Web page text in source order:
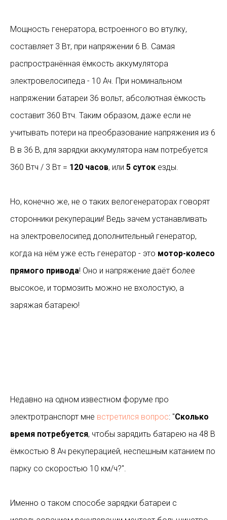
Мощность генератора, встроенного во втулку,
составляет 3 Вт, при напряжении 6 В. Самая
распространённая ёмкость аккумулятора
электровелосипеда - 10 Ач. При номинальном
напряжении батареи 36 вольт, абсолютная ёмкость
составит 360 Втч. Таким образом, даже если не
учитывать потери на преобразование напряжения из 6
В в 36 В, для зарядки аккумулятора нам потребуется
360 Втч / 3 Вт = 120 часов, или 5 суток езды.
Но, конечно же, не о таких велогенераторах говорят
сторонники рекуперации! Ведь зачем устанавливать
на электровелосипед дополнительный генератор,
когда на нём уже есть генератор - это мотор-колесо
прямого привода! Оно и напряжение даёт более
высокое, и тормозить можно не вхолостую, а
заряжая батарею!
Недавно на одном известном форуме про
электротранспорт мне встретился вопрос: "Сколько
время потребуется, чтобы зарядить батарею на 48 В
ёмкостью 8 Ач рекуперацией, неспешным катанием по
парку со скоростью 10 км/ч?".
Именно о таком способе зарядки батареи с